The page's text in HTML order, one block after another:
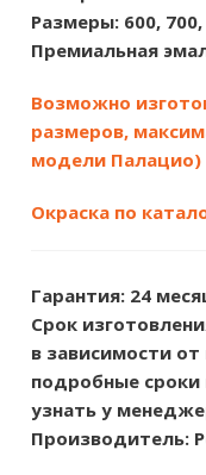
Размеры: 600,
Премиальная
Возможно
размеров,
модели Палацио)
Окраска по
Гарантия: 24
Срок
в зависимости
подробные
узнать у
Производитель: